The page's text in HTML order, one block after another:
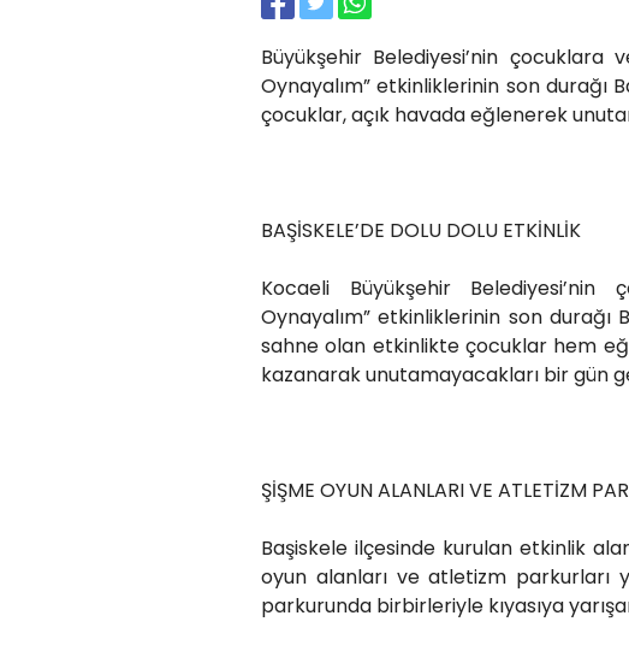
Büyükşehir Belediyesi’nin çocuklara
Oynayalım” etkinliklerinin son durağı
çocuklar, açık havada eğlenerek
BAŞİSKELE’DE DOLU DOLU ETKİNLİK
Kocaeli Büyükşehir Belediyesi’nin
Oynayalım” etkinliklerinin son
sahne olan etkinlikte çocuklar hem
kazanarak unutamayacakları bir gün
ŞİŞME OYUN ALANLARI VE ATLETİZM
Başiskele ilçesinde kurulan etkinlik
oyun alanları ve atletizm parkurları
parkurunda birbirleriyle kıyasıya